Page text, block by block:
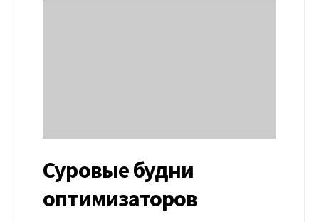
Суровые будни
оптимизаторов